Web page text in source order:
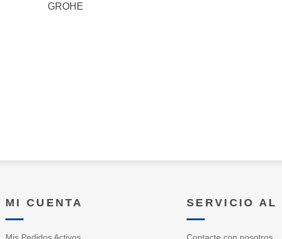
GROHE
MI CUENTA SERVICIO AL